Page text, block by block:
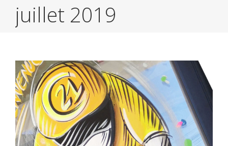
juillet 2019